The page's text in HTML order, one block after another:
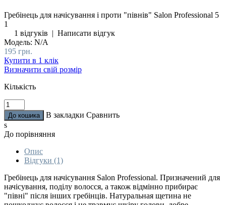
Гребінець для начісування і проти "півнів" Salon Professional 5
1
1 відгуків | Написати відгук
Модель: N/A
195 грн.
Купити в 1 клік
Визначити свій розмір
Кількість
В закладки Сравнить
s
До порівняння
Опис
Відгуки (1)
Гребінець для начісування Salon Professional. Призначений для
начісування, поділу волосся, а також відмінно прибирає
"півні" після інших гребінців. Натуральная щетина не